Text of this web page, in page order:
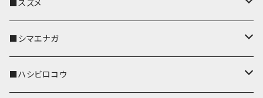
リール付きストラップ
リールのみ
ストラップ付
IDカードホルダー
キーケース
パスケース
リール付きストラップ
リールのみ
キーケース
キーホルダー
パスケース
IDカードホルダー
キーカバー
キーホルダー
パスケース
■スズメ
キーカバー
キーホルダー
■シマエナガ
キーカバー
■ハシビロコウ